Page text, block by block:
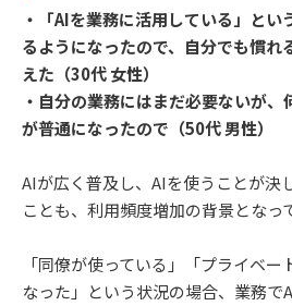
・「AIを業務に活用している」と
るようになったので、自分でも慣れ
えた（30代 女性）
・自分の業務にはまだ必要ないが
が普通になったので（50代 男性）
AIが広く普及し、AIを使うことが決
ことも、利用頻度増加の背景となっ
「同僚が使っている」「プライベ
なった」という状況の場合、業務で